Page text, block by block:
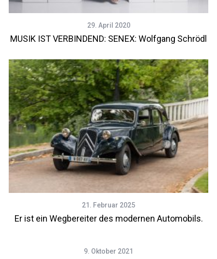
29. April 2020
MUSIK IST VERBINDEND: SENEX: Wolfgang Schrödl
21. Februar 2025
Er ist ein Wegbereiter des modernen Automobils.
9. Oktober 2021